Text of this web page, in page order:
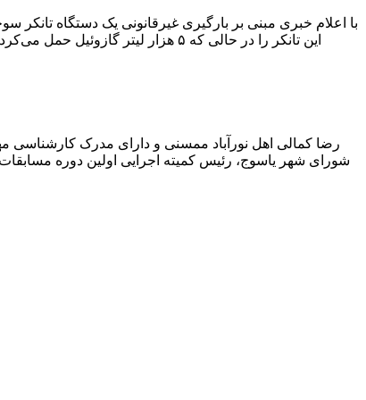
با اعلام خبری مبنی بر بارگیری غیرقانونی یک دستگاه
این تانکر را در حالی که ۵ هزار
رضا کمالی اهل نورآباد ممسنی و دارای مدرک
شورای شهر یاسوج، رئیس کمیته اجرایی اولین دوره